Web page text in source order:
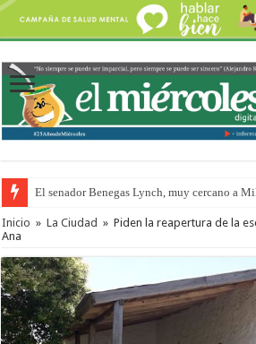
El senador Benegas Lynch, muy cercano a
Inicio » La Ciudad » Piden la reapertura de la
Ana